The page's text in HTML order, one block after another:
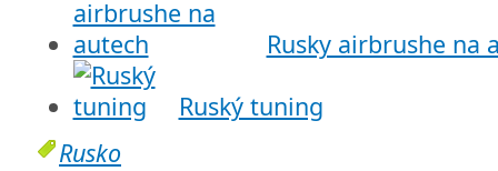
Rusky airbrushe na
Ruský tuning
Rusko